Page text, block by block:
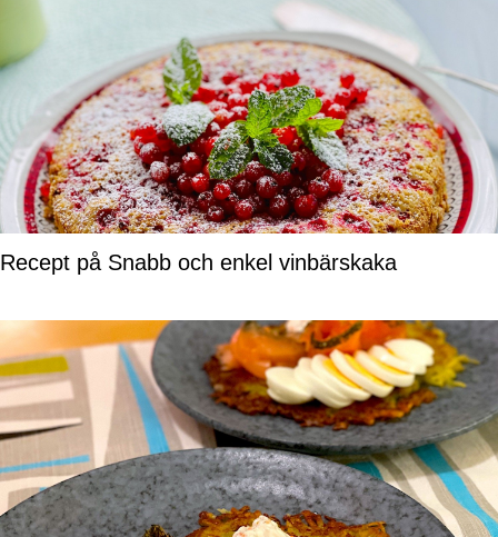
Recept på Snabb och enkel vinbärskaka